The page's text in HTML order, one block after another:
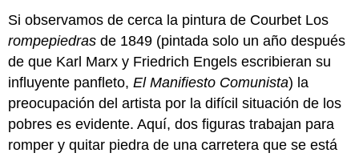
Si observamos de cerca la pintura de Courbet Los
rompepiedras de 1849 (pintada solo un año después
de que Karl Marx y Friedrich Engels escribieran su
influyente panfleto,El Manifiesto Comunista) la
preocupación del artista por la difícil situación de los
pobres es evidente. Aquí, dos figuras trabajan para
romper y quitar piedra de una carretera que se está